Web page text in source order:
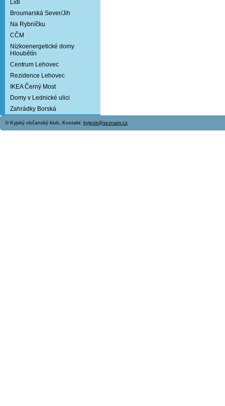
Lidl
Broumarská Sever/Jih
Na Rybníčku
CČM
Nízkoenergetické domy
Hloubětín
Centrum Lehovec
Rezidence Lehovec
IKEA Černý Most
Domy v Lednické ulici
Zahrádky Borská
© Kyjský občanský klub, Kontakt: kyjeok@seznam.cz